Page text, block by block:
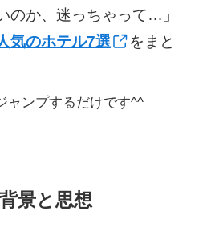
のか、迷っちゃって…」
気のホテル7選
をまと
ャンプするだけです^^
景と思想